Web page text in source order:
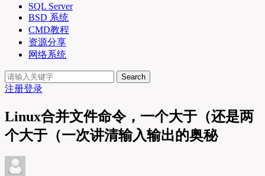
SQL Server
BSD 系统
CMD教程
资源分享
网络系统
Search
注册登录
Linux合并文件命令，一个大于（还是两
个大于（一次讲清输入输出的奥秘